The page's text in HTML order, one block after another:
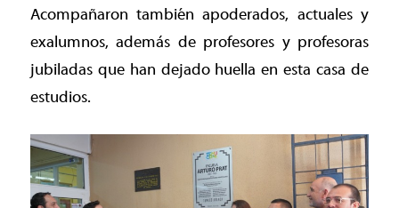
Acompañaron también apoderados, actuales y
exalumnos, además de profesores y profesoras
jubiladas que han dejado huella en esta casa de
estudios.